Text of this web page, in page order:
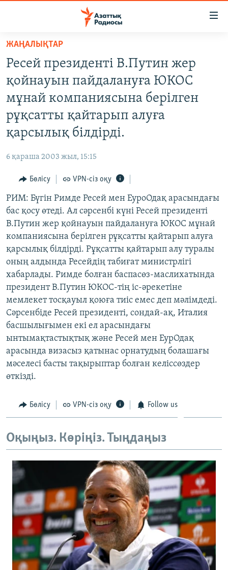
Skip
main
content
to
main
Navigation
to
AZATTYQTV
АДАМ ҚҰҚЫҚТАРЫ
ӘЛЕМ
АРНАЙЫ ЖОБАЛАР
Русский
ЖАЗЫЛЫҢЫЗ
Басқа тілдерде
ЖАҢАЛЫҚТАР
Ресей президенті В.Путин жер
қойнауын пайдалануға ЮКОС
мұнай компаниясына берілген
рұқсатты қайтарып алуға
қарсылық білдірді.
6 қараша 2003 жыл, 15:15
Бөлісу VPN-сіз оқу
РИМ: Бүгін Римде Ресей мен ЕуроОдақ арасындағы
бас қосу өтеді. Ал сәрсенбі күні Ресей президенті
В.Путин жер қойнауын пайдалануға ЮКОС мұнай
компаниясына берілген рұқсатты қайтарып алуға
қарсылық білдірді. Рұқсатты қайтарып алу туралы
оның алдында Ресейдің табиғат министрлігі
хабарлады. Римде болған баспасөз-маслихатында
президент В.Путин ЮКОС-тің іс-әрекетіне
мемлекет тосқауыл қоюға тиіс емес деп мәлімдеді.
Сәрсенбіде Ресей президенті, сондай-ақ, Италия
басшылығымен екі ел арасындағы
ынтымақтастықтық және Ресей мен ЕурОдақ
арасында визасыз қатынас орнатудың болашағы
мәселесі басты тақырыптар болған келіссөздер
өткізді.
Бөлісу VPN-сіз оқу Follow us
Оқыңыз. Көріңіз. Тыңдаңыз